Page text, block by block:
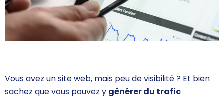
Vous avez un site web, mais peu de visibilité ? Et bien
sachez que vous pouvez y générer du trafic